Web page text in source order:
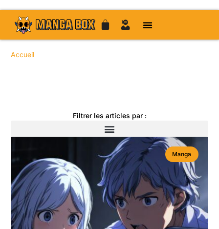
Accueil
Filtrer les articles par :
Manga